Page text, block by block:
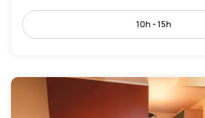
10h - 15h